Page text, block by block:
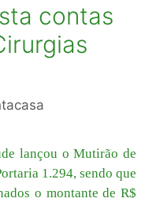
contas
lançou o Mutirão de
1.294, sendo que
o montante de R$